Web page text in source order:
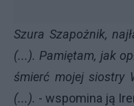
Szura Szapożnik,
(...). Pamiętam, jak
śmierć mojej siostry
(...). - wspomina ją